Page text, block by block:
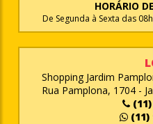
HORÁRIO
De Segunda à Sexta das
Shopping Jardim
Rua Pamplona, 1704 -
(11)